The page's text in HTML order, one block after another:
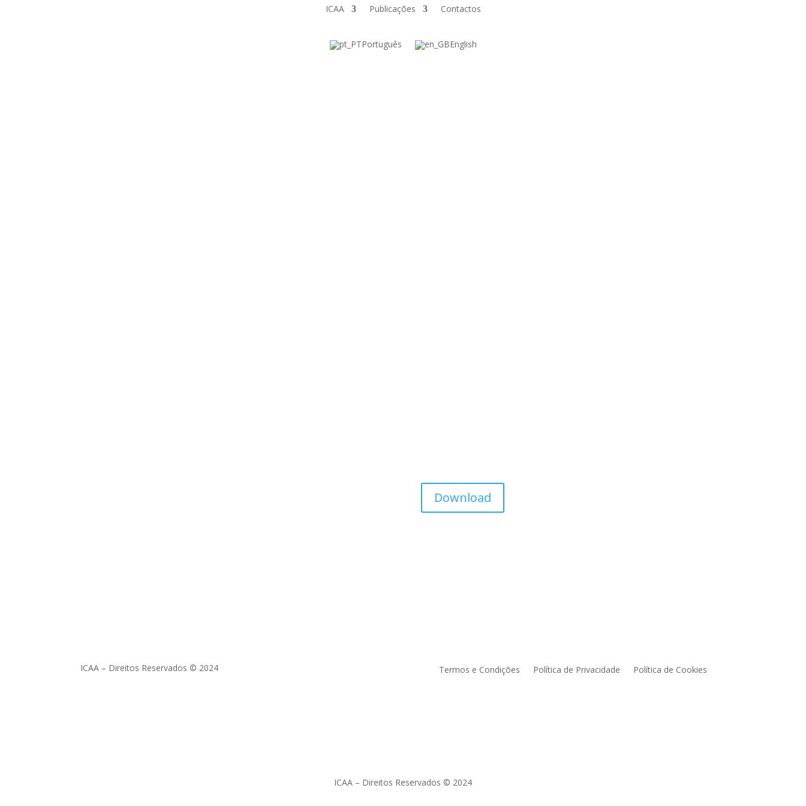
ICAA Publicações Contactos
Português English
Download
ICAA – Direitos Reservados © 2024 Termos e Condições Política de Privacidade Política de Cookies
ICAA – Direitos Reservados © 2024